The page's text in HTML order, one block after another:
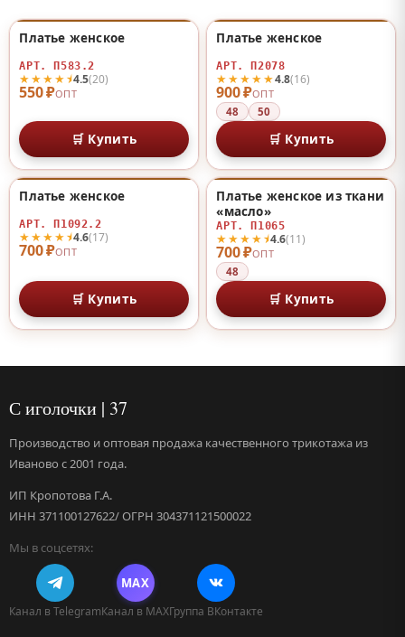
550 ₽ОПТ
★★★★⯨4.5(20)
Платье женское
АРТ. П583.2
🛒 Купить
900 ₽ОПТ
★★★★★4.8(16)
Платье женское
АРТ. П2078
48 50
🛒 Купить
700 ₽ОПТ
★★★★⯨4.6(17)
Платье женское
АРТ. П1092.2
🛒 Купить
♡
700 ₽ОПТ
★★★★⯨4.6(11)
Платье женское из ткани
«масло»
АРТ. П1065
48
🛒 Купить
С иголочки | 37
Производство и оптовая продажа качественного трикотажа из
Иваново с 2001 года.
ИП Кропотова Г.А.
ИНН 371100127622/ ОГРН 304371121500022
Мы в соцсетях:
Канал в Telegram
MAX
Канал в MAXГруппа ВКонтакте